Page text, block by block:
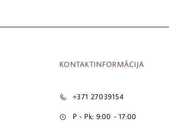
KONTAKTINFORMĀCIJA
+371 27039154
P - Pk: 9:00 - 17:00